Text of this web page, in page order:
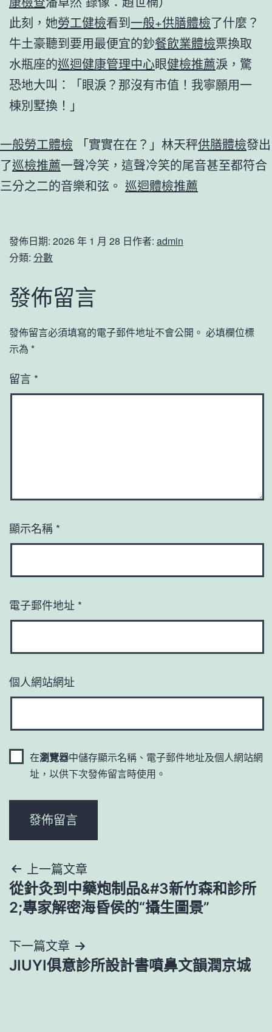
此刻，她勞工健檢看到一般+供膳體檢了什麼？
牛土豪聽到要用最便宜的鈔餐飲業體檢票換取
水瓶座的巡迴健康管理中心眼健檢推薦淚，驚
恐地大叫：「眼淚？那沒有市值！我寧願用一
棟別墅換！」
一般勞工體檢 「實實在在？」林天秤供膳體檢發出
了巡檢推薦一聲冷笑，這聲冷笑的尾音甚至都符合
三分之二的音樂和弦。 巡迴體檢推薦
發佈日期: 2026 年 1 月 28 日作者: admin
分類: 分數
發佈留言
發佈留言必須填寫的電子郵件地址不會公開。 必填欄位標
示為 *
留言 *
顯示名稱 *
電子郵件地址 *
個人網站網址
在瀏覽器中儲存顯示名稱、電子郵件地址及個人網站網
址，以供下次發佈留言時使用。
文
章
覽
上一篇文章
從針灸到中藥炮制品&#3新竹森和診所
2;專家解密海昏侯的“攝生圖景”
下一篇文章
JIUYI俱意診所設計書噴鼻文韻潤京城